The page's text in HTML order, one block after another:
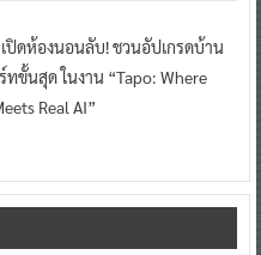
ปิดห้องนอนลับ! ชวนอัปเกรดบ้าน
ทขั้นสุด ในงาน “Tapo: Where
Real AI”